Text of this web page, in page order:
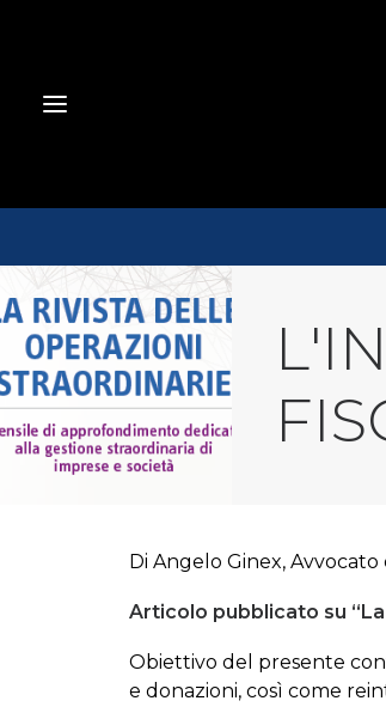
Di Angelo Ginex,
Articolo pubblicato su
Obiettivo del presente
e donazioni, così come